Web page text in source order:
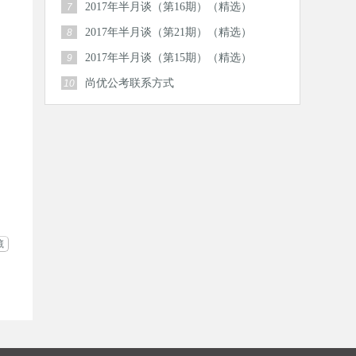
7 2017年半月谈（第16期）（精选）
8 2017年半月谈（第21期）（精选）
9 2017年半月谈（第15期）（精选）
10 尚优公考联系方式